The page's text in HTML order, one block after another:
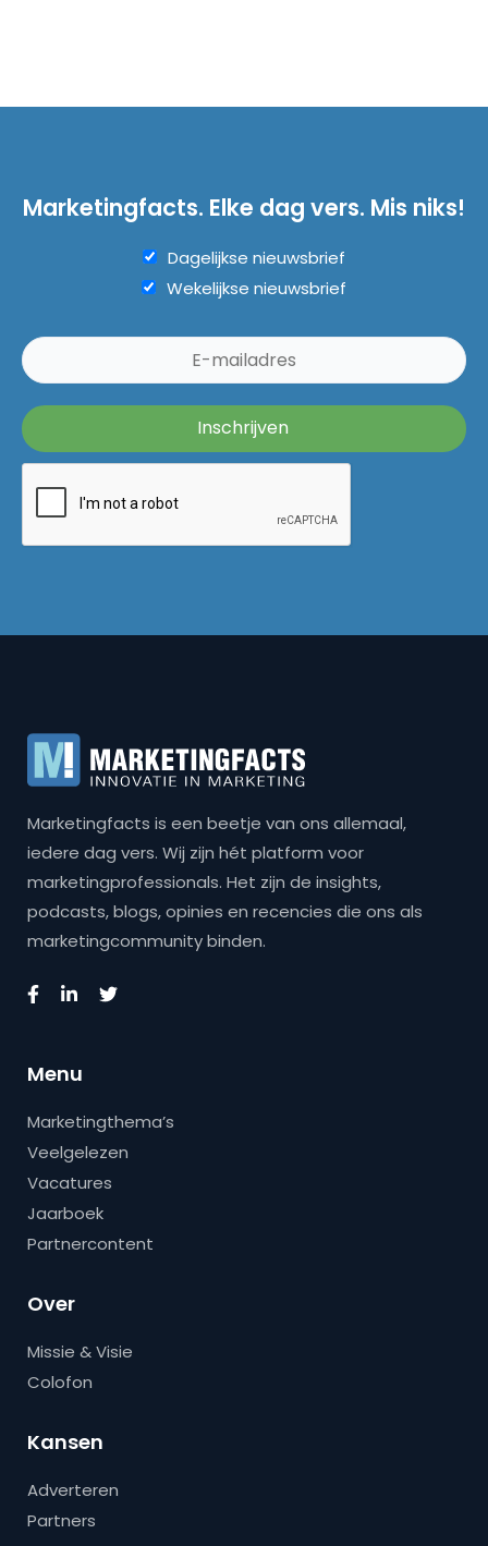
Marketingfacts. Elke dag vers. Mis niks!
Dagelijkse nieuwsbrief
Wekelijkse nieuwsbrief
Marketingfacts is een beetje van ons allemaal,
iedere dag vers. Wij zijn hét platform voor
marketingprofessionals. Het zijn de insights,
podcasts, blogs, opinies en recencies die ons als
marketingcommunity binden.
Menu
Marketingthema’s
Veelgelezen
Vacatures
Jaarboek
Partnercontent
Over
Missie & Visie
Colofon
Kansen
Adverteren
Partners